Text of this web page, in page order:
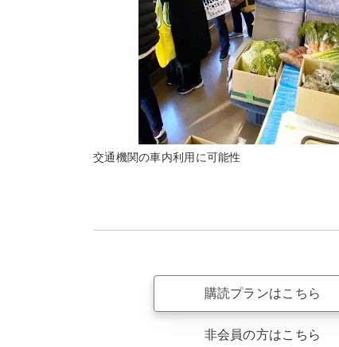
交通機関の車内利用に可能性
購読プランはこちら
非会員の方はこちら